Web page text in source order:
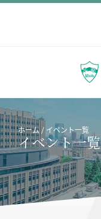
ホーム イベント一覧
イベント一覧